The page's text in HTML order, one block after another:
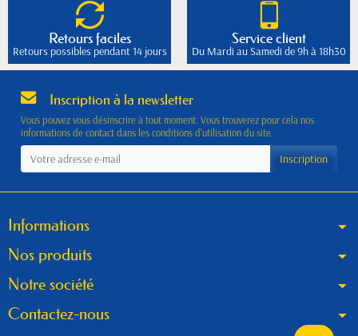
Retours faciles
Retours possibles pendant 14 jours
Service client
Du Mardi au Samedi de 9h à 18h30
Inscription à la newsletter
Vous pouvez vous désinscrire à tout moment. Vous trouverez pour cela nos
informations de contact dans les conditions d'utilisation du site.
Informations
Nos produits
Notre société
Contactez-nous